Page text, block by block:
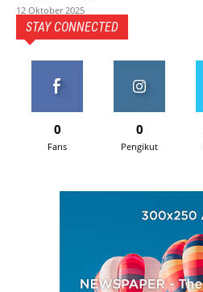
12 Oktober 2025
STAY CONNECTED
0
Fans
0
Pengikut